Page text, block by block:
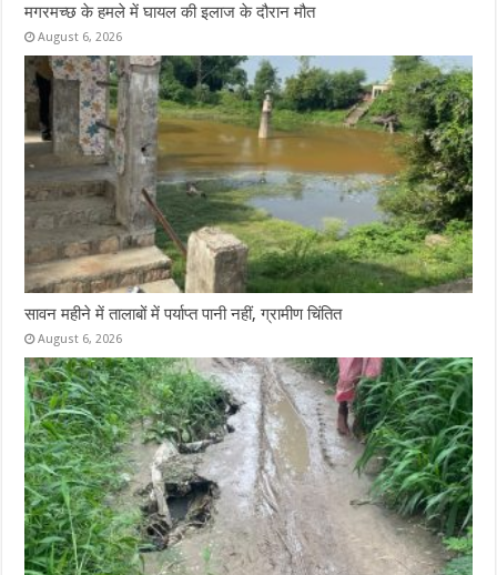
मगरमच्छ के हमले में घायल की इलाज के दौरान मौत
August 6, 2026
सावन महीने में तालाबों में पर्याप्त पानी नहीं, ग्रामीण चिंतित
August 6, 2026